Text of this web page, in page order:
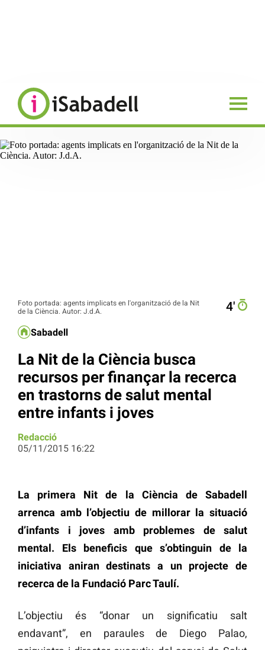
Foto portada: agents implicats en l'organització de la Nit
de la Ciència. Autor: J.d.A.
4′
Sabadell
La Nit de la Ciència busca
recursos per finançar la recerca
en trastorns de salut mental
entre infants i joves
Redacció
05/11/2015 16:22
La primera Nit de la Ciència de Sabadell
arrenca amb l’objectiu de millorar la situació
d’infants i joves amb problemes de salut
mental. Els beneficis que s’obtinguin de la
iniciativa aniran destinats a un projecte de
recerca de la Fundació Parc Taulí.
L’objectiu és “donar un significatiu salt
endavant”, en paraules de Diego Palao,